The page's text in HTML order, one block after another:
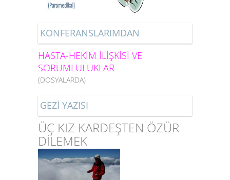
KONFERANSLARIMDAN
HASTA-HEKİM İLİŞKİSİ VE
SORUMLULUKLAR
(DOSYALARDA)
GEZİ YAZISI
ÜÇ KIZ KARDEŞTEN ÖZÜR
DİLEMEK